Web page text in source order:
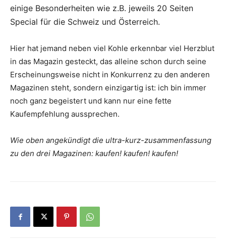
einige Besonderheiten wie z.B. jeweils 20 Seiten
Special für die Schweiz und Österreich.
Hier hat jemand neben viel Kohle erkennbar viel Herzblut
in das Magazin gesteckt, das alleine schon durch seine
Erscheinungsweise nicht in Konkurrenz zu den anderen
Magazinen steht, sondern einzigartig ist: ich bin immer
noch ganz begeistert und kann nur eine fette
Kaufempfehlung aussprechen.
Wie oben angekündigt die ultra-kurz-zusammenfassung
zu den drei Magazinen: kaufen! kaufen! kaufen!